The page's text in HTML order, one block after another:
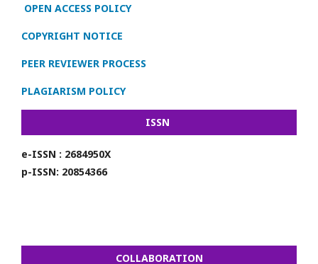
OPEN ACCESS POLICY
COPYRIGHT NOTICE
PEER REVIEWER PROCESS
PLAGIARISM POLICY
ISSN
e-ISSN : 2684950X
p-ISSN: 20854366
COLLABORATION